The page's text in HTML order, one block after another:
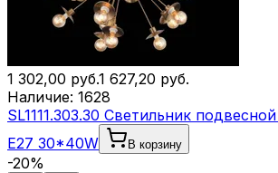
1 302,00 руб.1 627,20 руб.
Наличие: 1628
SL1111.303.30 Светильник
E27 30*40W
В корзину
-20%